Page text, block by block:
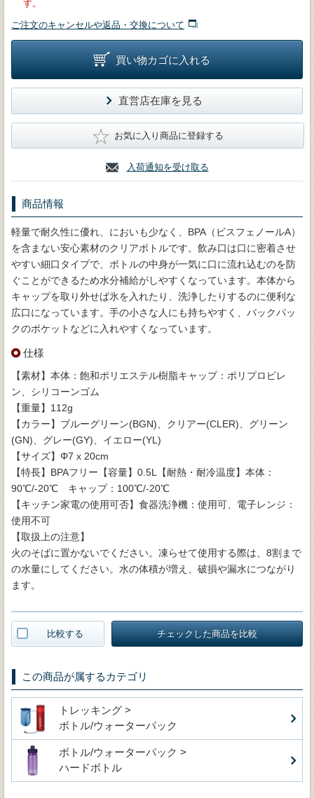
す。
ご注文のキャンセルや返品・交換について
買い物カゴに入れる
直営店在庫を見る
★ お気に入り商品に登録する
入荷通知を受け取る
商品情報
軽量で耐久性に優れ、においも少なく、BPA（ビスフェノールA）
を含まない安心素材のクリアボトルです。飲み口は口に密着させ
やすい細口タイプで、ボトルの中身が一気に口に流れ込むのを防
ぐことができるため水分補給がしやすくなっています。本体から
キャップを取り外せば氷を入れたり、洗浄したりするのに便利な
広口になっています。手の小さな人にも持ちやすく、バックパッ
クのポケットなどに入れやすくなっています。
仕様
【素材】本体：飽和ポリエステル樹脂キャップ：ポリプロピレ
ン、シリコーンゴム
【重量】112g
【カラー】ブルーグリーン(BGN)、クリアー(CLER)、グリーン
(GN)、グレー(GY)、イエロー(YL)
【サイズ】Φ7 x 20cm
【特長】BPAフリー【容量】0.5L【耐熱・耐冷温度】本体：
90℃/-20℃ キャップ：100℃/-20℃
【キッチン家電の使用可否】食器洗浄機：使用可、電子レンジ：
使用不可
【取扱上の注意】
火のそばに置かないでください。凍らせて使用する際は、8割まで
の水量にしてください。水の体積が増え、破損や漏水につながり
ます。
比較する チェックした商品を比較
この商品が属するカテゴリ
トレッキング >
ボトル/ウォーターパック
ボトル/ウォーターパック >
ハードボトル